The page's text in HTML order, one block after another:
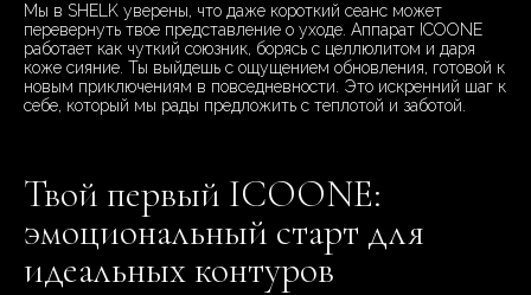
Мы в SHELK уверены, что даже короткий сеанс может
перевернуть твое представление о уходе. Аппарат ICOONE
работает как чуткий союзник, борясь с целлюлитом и даря
коже сияние. Ты выйдешь с ощущением обновления, готовой к
новым приключениям в повседневности. Это искренний шаг к
себе, который мы рады предложить с теплотой и заботой.
Твой первый ICOONE:
эмоциональный старт для
идеальных контуров